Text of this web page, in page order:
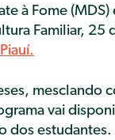
à Fome
Familiar, 25
mesclando
vai
dos